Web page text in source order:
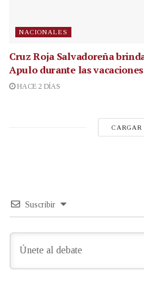
NACIONALES
Cruz Roja Salvadoreña
Apulo durante las
HACE 2 DÍAS
CARGAR
Suscribir